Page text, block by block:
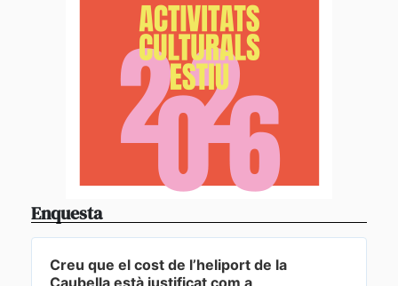
Enquesta
Creu que el cost de l’heliport de la
Caubella està justificat com a